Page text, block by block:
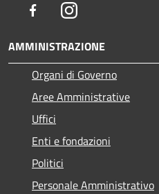
FacebookInstagram
AMMINISTRAZIONE
Organi di Governo
Aree Amministrative
Uffici
Enti e fondazioni
Politici
Personale Amministrativo